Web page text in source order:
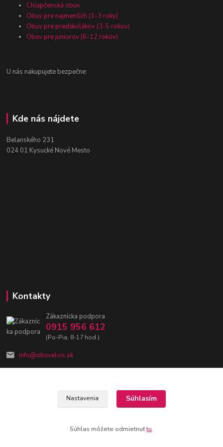
Chlapčenská obuv
Obuv pre najmenších (1-3 roky)
Obuv pre predškolákov (3-5 rokov)
Obuv pre juniorov (6-12 rokov)
U nás nakupujete bezpečne:
Kde nás nájdete
Belanského 231
024 01 Kysucké Nové Mesto
Kontakty
Zákaznícka podpora
0915 956 612
(Po-Pia, 8-17 hod.)
info@obuvelvis.sk
ObuvElvis 2020 | Vytvorila Webovica.sk - tá píše. Weby!
Nastavenia Súhlasím
Súhlas môžete odmietnuťtu.